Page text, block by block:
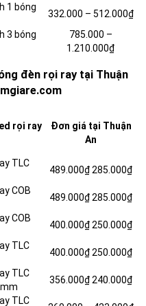
1 bóng
332.000 – 512.000₫
3 bóng
785.000 –
1.210.000₫
đèn rọi ray tại Thuận
rọi ray
Đơn giá tại Thuận
An
TLC
489.000₫285.000₫
COB
489.000₫285.000₫
COB
400.000₫250.000₫
TLC
400.000₫250.000₫
TLC
356.000₫240.000₫
TLC